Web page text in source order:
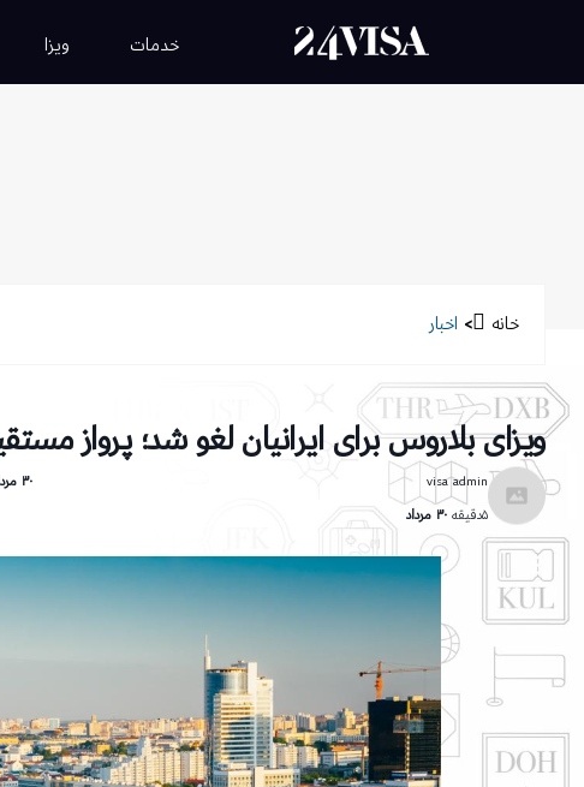
خدمات ویزا
خانه > اخبار
ویزای بلاروس برای ایرانیان لغو شد؛ پرواز
visa admin
۵دقیقه
۳۰ مرداد
۳۰ مرداد۱۴۰۴